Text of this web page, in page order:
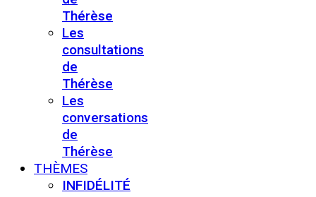
Thérèse
Les
consultations
de
Thérèse
Les
conversations
de
Thérèse
THÈMES
INFIDÉLITÉ